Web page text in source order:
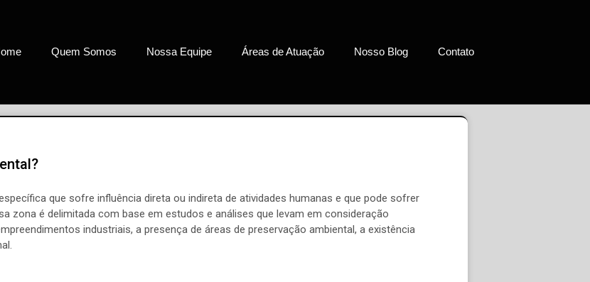
Quem Somos Nossa Equipe Áreas de Atuação Nosso Blog Contato
que sofre influência direta ou indireta de atividades humanas e que pode sofrer
zona é delimitada com base em estudos e análises que levam em consideração
industriais, a presença de áreas de preservação ambiental, a existência